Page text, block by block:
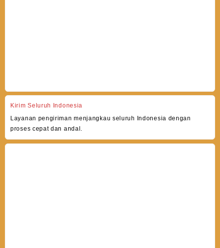
Kirim Seluruh Indonesia
Layanan pengiriman menjangkau seluruh Indonesia dengan
proses cepat dan andal.